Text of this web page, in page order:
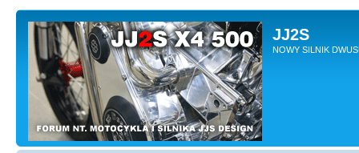
JJ2S
NOWY SILNIK